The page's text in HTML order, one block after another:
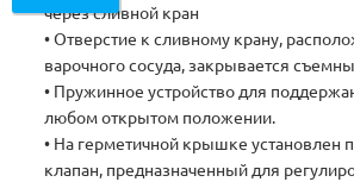
через сливной кран
• Отверстие к сливному крану,
варочного сосуда, закрывается
• Пружинное устройство для
любом открытом положении.
• На герметичной крышке установлен
клапан, предназначенный для